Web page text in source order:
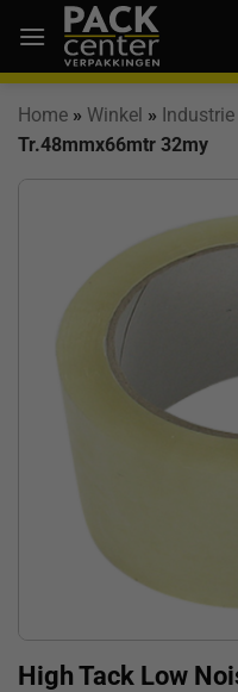
naar
inhoud
Home » Winkel » Industrie
Tr.48mmx66mtr 32my
High Tack Low